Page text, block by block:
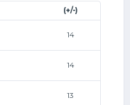
(+/-)
14
14
13